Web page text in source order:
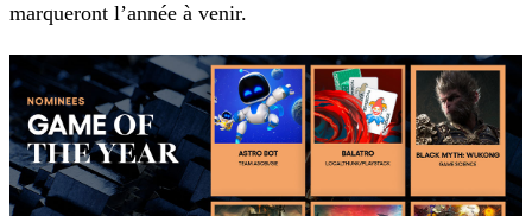
marqueront l’année à venir.